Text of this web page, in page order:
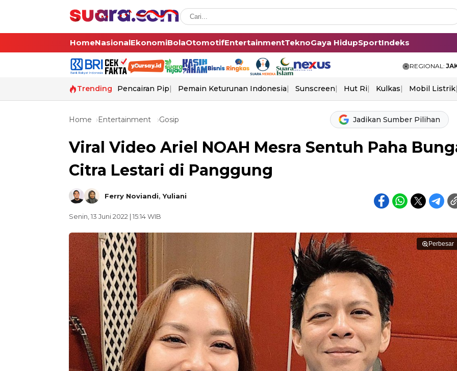
HomeNasionalEkonomiBolaOtomotifEntertainmentTeknoGaya HidupSportIndeks
REGIONAL:
Trending Pencairan Pip Pemain Keturunan Indonesia Sunscreen Hut Ri Kulkas Mobil Listrik
Home Entertainment Gosip Jadikan Sumber Pilihan
Viral Video Ariel NOAH Mesra Sentuh Paha
Citra Lestari di Panggung
Ferry Noviandi,Yuliani
Senin, 13 Juni 2022 | 15:14 WIB
Perbesar